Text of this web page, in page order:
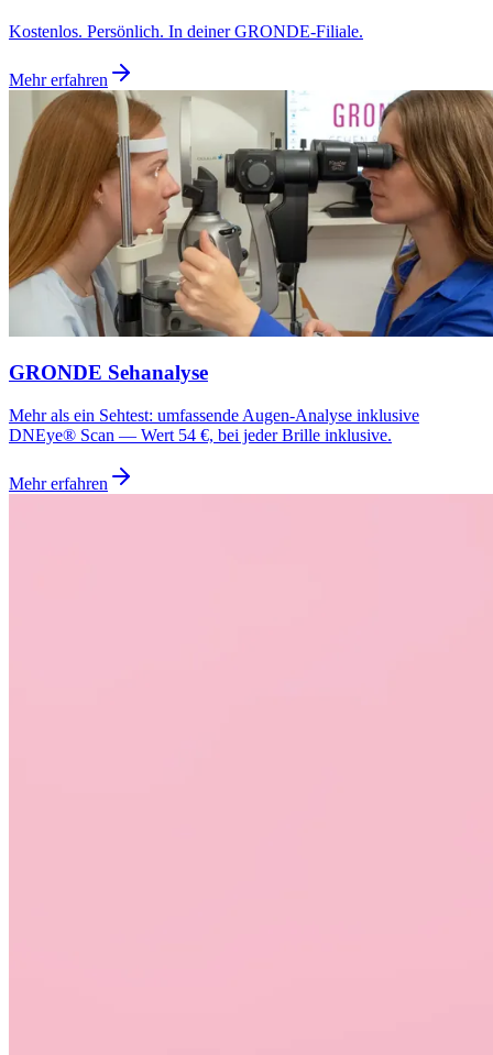
Kostenlos. Persönlich. In deiner GRONDE-Filiale.
Mehr erfahren
GRONDE Sehanalyse
Mehr als ein Sehtest: umfassende Augen-Analyse inklusive
DNEye® Scan — Wert 54 €, bei jeder Brille inklusive.
Mehr erfahren